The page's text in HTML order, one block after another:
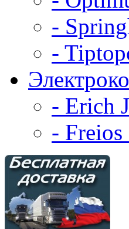
-
-
- Erich
- Freios